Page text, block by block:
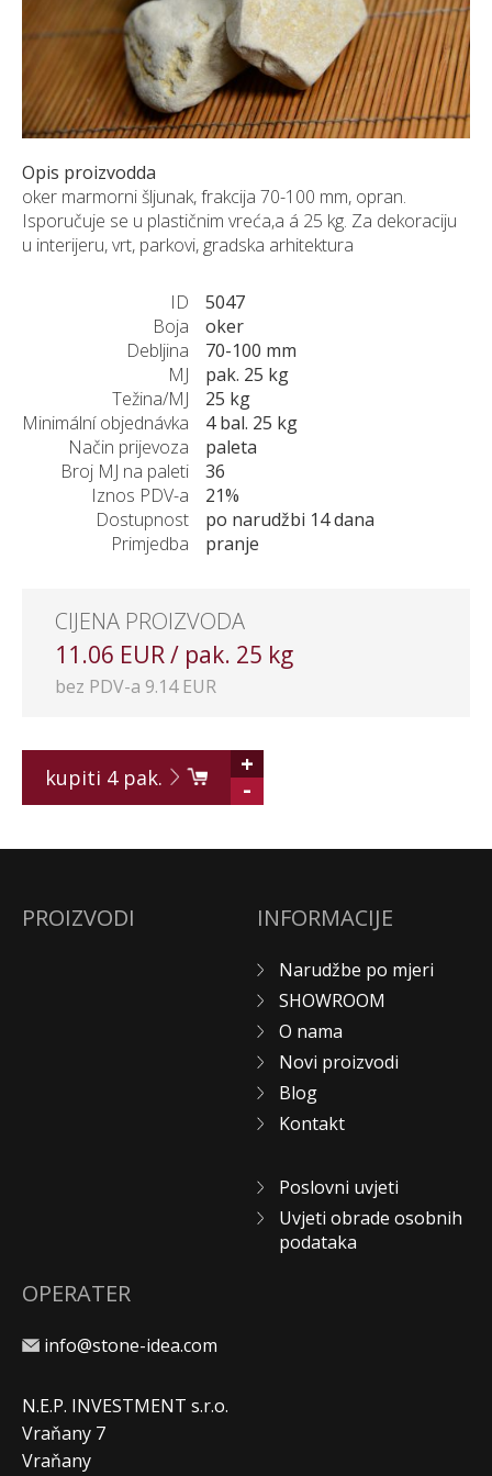
NARUDŽBE PO MJERI
NOVI PROIZVODI
SHOWROOM
KONTAKTI
Opis proizvodda
oker marmorni šljunak, frakcija 70-100 mm, opran.
Isporučuje se u plastičnim vreća,a á 25 kg. Za dekoraciju
u interijeru, vrt, parkovi, gradska arhitektura
ID
5047
Boja
oker
Debljina
70-100 mm
MJ
pak. 25 kg
Težina/MJ
25 kg
Minimální objednávka
4 bal. 25 kg
Način prijevoza
paleta
Broj MJ na paleti
36
Iznos PDV-a
21%
Dostupnost
po narudžbi 14 dana
Primjedba
pranje
CIJENA PROIZVODA
11.06 EUR / pak. 25 kg
bez PDV-a 9.14 EUR
kupiti 4pak.
+
-
PROIZVODI INFORMACIJE
Narudžbe po mjeri
SHOWROOM
O nama
Novi proizvodi
Blog
Kontakt
Poslovni uvjeti
Uvjeti obrade osobnih
podataka
OPERATER
info@stone-idea.com
N.E.P. INVESTMENT s.r.o.
Vraňany 7
Vraňany